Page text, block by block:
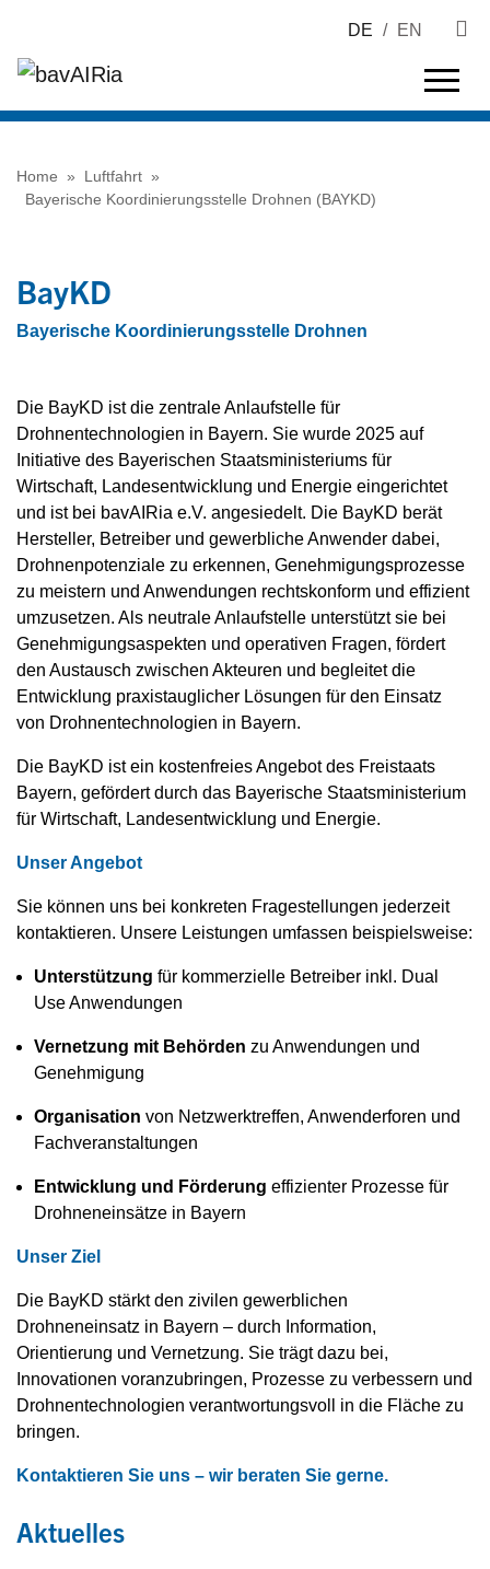
DE / EN
Home » Luftfahrt »
Bayerische Koordinierungsstelle Drohnen (BAYKD)
BayKD
Bayerische Koordinierungsstelle Drohnen
Die BayKD ist die zentrale Anlaufstelle für
Drohnentechnologien in Bayern. Sie wurde 2025 auf
Initiative des Bayerischen Staatsministeriums für
Wirtschaft, Landesentwicklung und Energie eingerichtet
und ist bei bavAIRia e.V. angesiedelt. Die BayKD berät
Hersteller, Betreiber und gewerbliche Anwender dabei,
Drohnenpotenziale zu erkennen, Genehmigungsprozesse
zu meistern und Anwendungen rechtskonform und effizient
umzusetzen. Als neutrale Anlaufstelle unterstützt sie bei
Genehmigungsaspekten und operativen Fragen, fördert
den Austausch zwischen Akteuren und begleitet die
Entwicklung praxistauglicher Lösungen für den Einsatz
von Drohnentechnologien in Bayern.
Die BayKD ist ein kostenfreies Angebot des Freistaats
Bayern, gefördert durch das Bayerische Staatsministerium
für Wirtschaft, Landesentwicklung und Energie.
Unser Angebot
Sie können uns bei konkreten Fragestellungen jederzeit
kontaktieren. Unsere Leistungen umfassen beispielsweise:
Unterstützung für kommerzielle Betreiber inkl. Dual
Use Anwendungen
Vernetzung mit Behörden zu Anwendungen und
Genehmigung
Organisation von Netzwerktreffen, Anwenderforen und
Fachveranstaltungen
Entwicklung und Förderung effizienter Prozesse für
Drohneneinsätze in Bayern
Unser Ziel
Die BayKD stärkt den zivilen gewerblichen
Drohneneinsatz in Bayern – durch Information,
Orientierung und Vernetzung. Sie trägt dazu bei,
Innovationen voranzubringen, Prozesse zu verbessern und
Drohnentechnologien verantwortungsvoll in die Fläche zu
bringen.
Kontaktieren Sie uns – wir beraten Sie gerne.
Aktuelles